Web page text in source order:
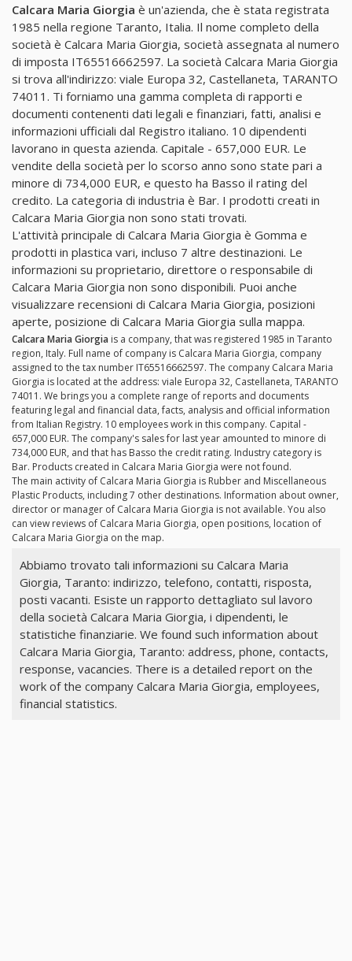
Calcara Maria Giorgia è un'azienda, che è stata registrata
1985 nella regione Taranto, Italia. Il nome completo della
società è Calcara Maria Giorgia, società assegnata al numero
di imposta IT65516662597. La società Calcara Maria Giorgia
si trova all'indirizzo: viale Europa 32, Castellaneta, TARANTO
74011. Ti forniamo una gamma completa di rapporti e
documenti contenenti dati legali e finanziari, fatti, analisi e
informazioni ufficiali dal Registro italiano. 10 dipendenti
lavorano in questa azienda. Capitale - 657,000 EUR. Le
vendite della società per lo scorso anno sono state pari a
minore di 734,000 EUR, e questo ha Basso il rating del
credito. La categoria di industria è Bar. I prodotti creati in
Calcara Maria Giorgia non sono stati trovati.
L'attività principale di Calcara Maria Giorgia è Gomma e
prodotti in plastica vari, incluso 7 altre destinazioni. Le
informazioni su proprietario, direttore o responsabile di
Calcara Maria Giorgia non sono disponibili. Puoi anche
visualizzare recensioni di Calcara Maria Giorgia, posizioni
aperte, posizione di Calcara Maria Giorgia sulla mappa.
Calcara Maria Giorgia is a company, that was registered 1985 in Taranto
region, Italy. Full name of company is Calcara Maria Giorgia, company
assigned to the tax number IT65516662597. The company Calcara Maria
Giorgia is located at the address: viale Europa 32, Castellaneta, TARANTO
74011. We brings you a complete range of reports and documents
featuring legal and financial data, facts, analysis and official information
from Italian Registry. 10 employees work in this company. Capital -
657,000 EUR. The company's sales for last year amounted to minore di
734,000 EUR, and that has Basso the credit rating. Industry category is
Bar. Products created in Calcara Maria Giorgia were not found.
The main activity of Calcara Maria Giorgia is Rubber and Miscellaneous
Plastic Products, including 7 other destinations. Information about owner,
director or manager of Calcara Maria Giorgia is not available. You also
can view reviews of Calcara Maria Giorgia, open positions, location of
Calcara Maria Giorgia on the map.
Abbiamo trovato tali informazioni su Calcara Maria
Giorgia, Taranto: indirizzo, telefono, contatti, risposta,
posti vacanti. Esiste un rapporto dettagliato sul lavoro
della società Calcara Maria Giorgia, i dipendenti, le
statistiche finanziarie. We found such information about
Calcara Maria Giorgia, Taranto: address, phone, contacts,
response, vacancies. There is a detailed report on the
work of the company Calcara Maria Giorgia, employees,
financial statistics.